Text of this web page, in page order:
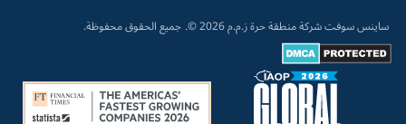
ساينس سوفت شركة منطقة حرة ز.م.م 2026 ©. جميع الحقوق محفوظة.